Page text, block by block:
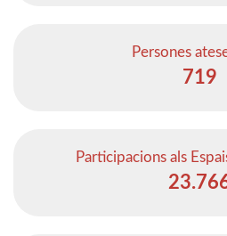
Persones
719
Participacions als